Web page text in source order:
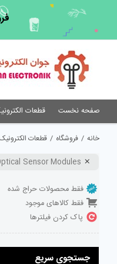
content
صفحه نخست قطعات
خانه / فروشگاه / قطعات
Sensor Modules
فقط محصولات حراج شده
فقط کالاهای موجود
پاک کردن فیلترها
جستجوی سریع